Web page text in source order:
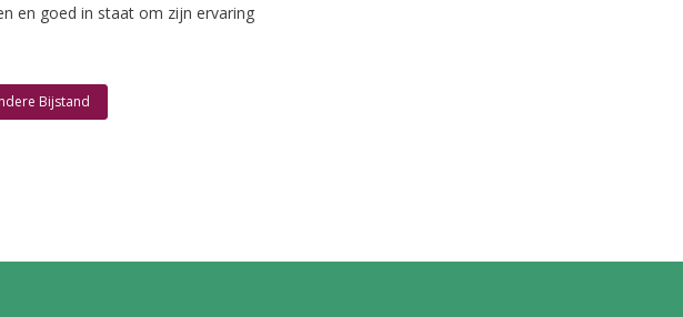
en goed in staat om zijn ervaring
Bijstand